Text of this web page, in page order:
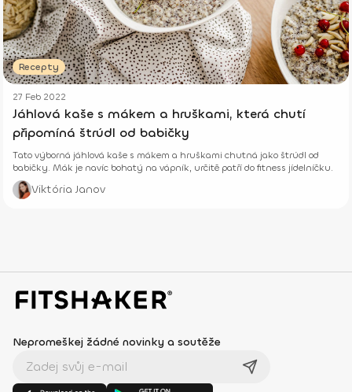
Recepty
27 Feb 2022
Jáhlová kaše s mákem a hruškami, která chutí
připomíná štrúdl od babičky
Tato výborná jáhlová kaše s mákem a hruškami chutná jako štrúdl od
babičky. Mák je navíc bohatý na vápník, určitě patří do fitness jídelníčku.
Viktória Janov
Nepromeškej žádné novinky a soutěže